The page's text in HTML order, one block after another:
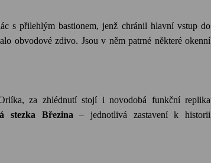
s přilehlým bastionem, jenž chránil hlavní vstup do
obvodové zdivo. Jsou v něm patrné některé okenní
za zhlédnutí stojí i novodobá funkční replika
stezka Březina – jednotlivá zastavení k historii